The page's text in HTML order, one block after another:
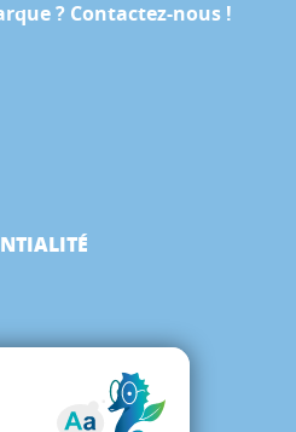
? Contactez-nous !